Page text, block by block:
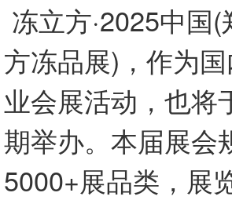
冻立方·2025中国
方冻品展)，作为
业会展活动，也将
期举办。本届展会
5000+展品类，展